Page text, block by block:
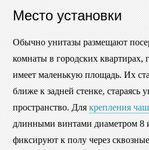
Место установки
Обычно унитазы размещают
комнаты в городских квартирах,
имеет маленькую площадь. Их
ближе к задней стенке, стараясь
пространство. Для крепления чаш
длинными винтами диаметром 8
фиксируют к полу через